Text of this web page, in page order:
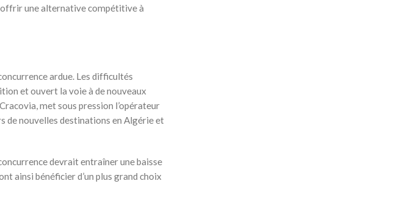
une alternative compétitive à
ardue. Les difficultés
et ouvert la voie à de nouveaux
met sous pression l’opérateur
de nouvelles destinations en Algérie et
devrait entraîner une baisse
ainsi bénéficier d’un plus grand choix